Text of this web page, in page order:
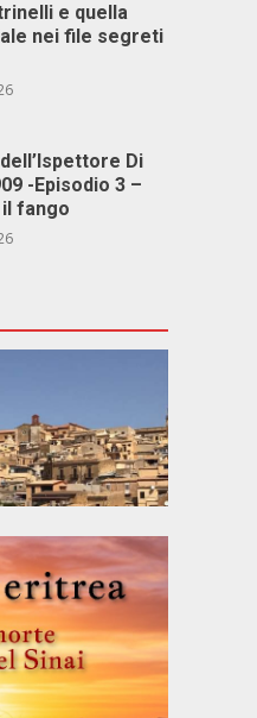
e quella
nei file segreti
Di
-Episodio 3 –
fango